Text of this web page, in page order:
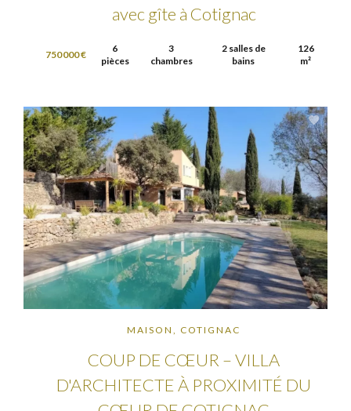
avec gîte à Cotignac
750 000 €
6
pièces
3
chambres
2 salles de
bains
126
m²
MAISON, COTIGNAC
COUP DE CŒUR – VILLA
D'ARCHITECTE À PROXIMITÉ DU